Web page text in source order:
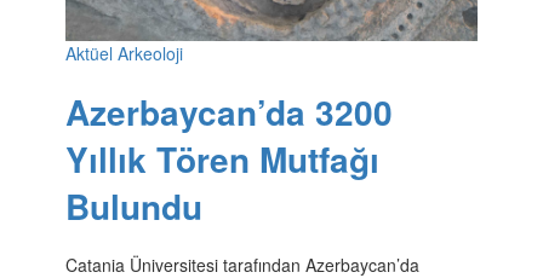
Aktüel Arkeoloji
Azerbaycan’da 3200
Yıllık Tören Mutfağı
Bulundu
Catania Üniversitesi tarafından Azerbaycan’da